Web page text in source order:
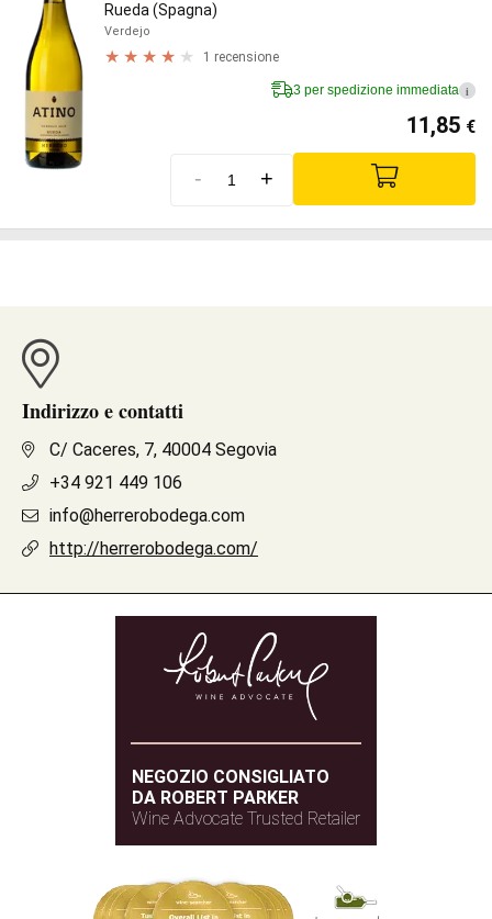
Rueda (Spagna)
Verdejo
1 recensione
3 per spedizione immediata i
11,85 €
- +
Indirizzo e contatti
C/ Caceres, 7, 40004 Segovia
+34 921 449 106
info@herrerobodega.com
http://herrerobodega.com/
NEGOZIO CONSIGLIATO
DA ROBERT PARKER
Wine Advocate Trusted Retailer